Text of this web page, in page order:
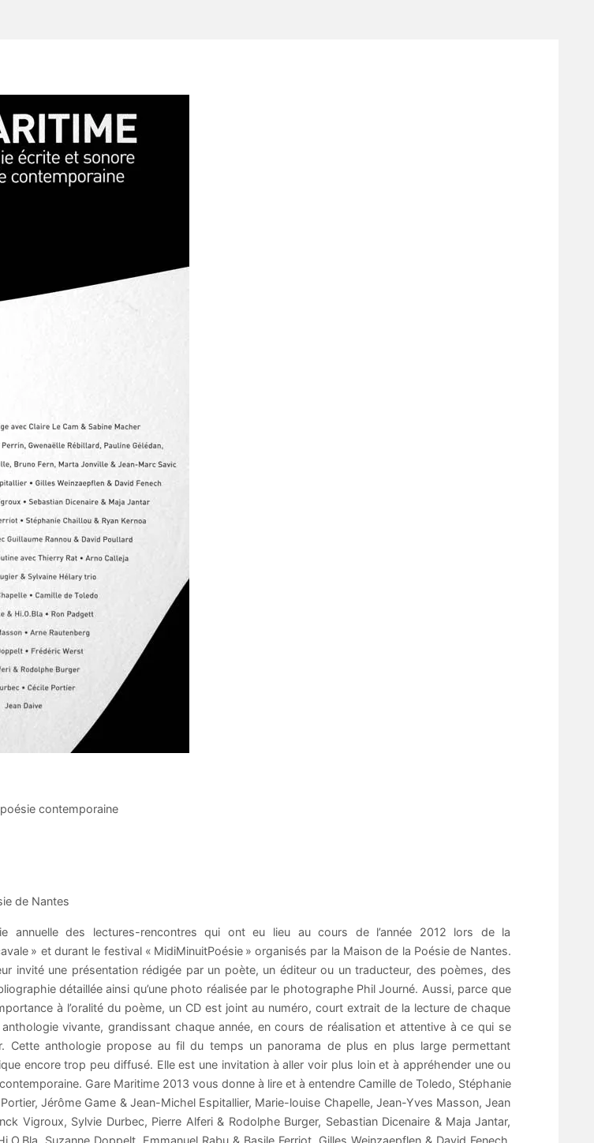
contemporaine
de Nantes
annuelle des lectures-rencontres qui ont eu lieu au cours de l’année 2012 lors de la
» et durant le festival « MidiMinuitPoésie » organisés par la Maison de la Poésie de Nantes.
invité une présentation rédigée par un poète, un éditeur ou un traducteur, des poèmes, des
détaillée ainsi qu’une photo réalisée par le photographe Phil Journé. Aussi, parce que
à l’oralité du poème, un CD est joint au numéro, court extrait de la lecture de chaque
vivante, grandissant chaque année, en cours de réalisation et attentive à ce qui se
Cette anthologie propose au fil du temps un panorama de plus en plus large permettant
encore trop peu diffusé. Elle est une invitation à aller voir plus loin et à appréhender une ou
Gare Maritime 2013 vous donne à lire et à entendre Camille de Toledo, Stéphanie
Portier, Jérôme Game & Jean-Michel Espitallier, Marie-louise Chapelle, Jean-Yves Masson, Jean
Vigroux, Sylvie Durbec, Pierre Alferi & Rodolphe Burger, Sebastian Dicenaire & Maja Jantar,
Suzanne Doppelt, Emmanuel Rabu & Basile Ferriot, Gilles Weinzaepflen & David Fenech,